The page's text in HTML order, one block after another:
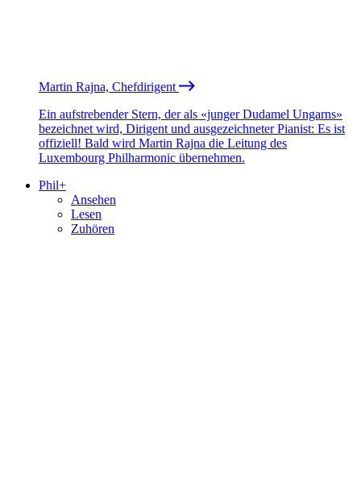
Martin Rajna, Chefdirigent
Ein aufstrebender Stern, der als «junger Dudamel Ungarns»
bezeichnet wird, Dirigent und ausgezeichneter Pianist: Es ist
offiziell! Bald wird Martin Rajna die Leitung des
Luxembourg Philharmonic übernehmen.
Phil+
Ansehen
Lesen
Zuhören